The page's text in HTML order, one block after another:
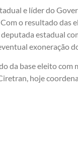
e líder do
o resultado das
estadual
exoneração
da base eleito com
hoje